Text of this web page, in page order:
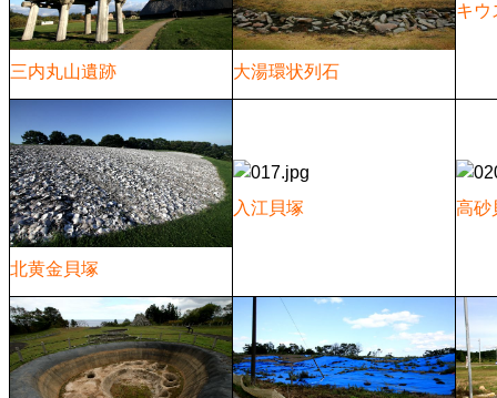
三内丸山遺跡 大湯環状列石
キウ
北黄金貝塚
入江貝塚 高砂